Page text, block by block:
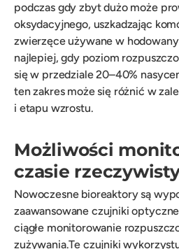
podczas gdy zbyt dużo może
oksydacyjnego, uszkadzając
zwierzęce używane w
najlepiej, gdy poziom
się w przedziale 20–40%
ten zakres może się różnić w
i etapu wzrostu.
Możliwości
czasie
Nowoczesne bioreaktory są
zaawansowane czujniki
ciągłe monitorowanie
zużywania.Te czujniki